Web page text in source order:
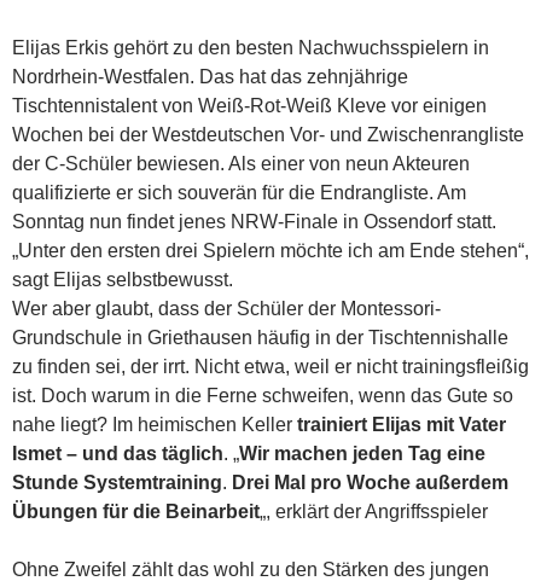
Elijas Erkis gehört zu den besten Nachwuchsspielern in
Nordrhein-Westfalen. Das hat das zehnjährige
Tischtennistalent von Weiß-Rot-Weiß Kleve vor einigen
Wochen bei der Westdeutschen Vor- und Zwischenrangliste
der C-Schüler bewiesen. Als einer von neun Akteuren
qualifizierte er sich souverän für die Endrangliste. Am
Sonntag nun findet jenes NRW-Finale in Ossendorf statt.
„Unter den ersten drei Spielern möchte ich am Ende stehen“,
sagt Elijas selbstbewusst.
Wer aber glaubt, dass der Schüler der Montessori-
Grundschule in Griethausen häufig in der Tischtennishalle
zu finden sei, der irrt. Nicht etwa, weil er nicht trainingsfleißig
ist. Doch warum in die Ferne schweifen, wenn das Gute so
nahe liegt? Im heimischen Keller trainiert Elijas mit Vater
Ismet – und das täglich. „Wir machen jeden Tag eine
Stunde Systemtraining. Drei Mal pro Woche außerdem
Übungen für die Beinarbeit„, erklärt der Angriffsspieler
Ohne Zweifel zählt das wohl zu den Stärken des jungen